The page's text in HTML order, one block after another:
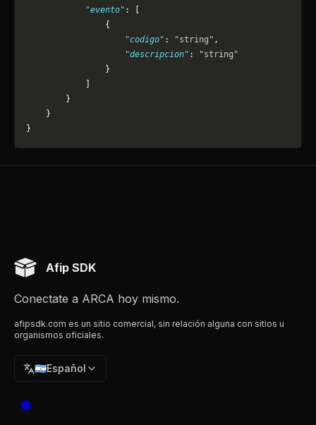
            "evento"
: [
                {
                    "codigo"
: "string" ,
                    "descripcion"
:
"string"
                }
        }
    }
}
Afip SDK
Conectate a ARCA hoy mismo.
afipsdk.com es un sitio comercial, sin relación alguna con sitios u
organismos oficiales.
🇦🇷Español